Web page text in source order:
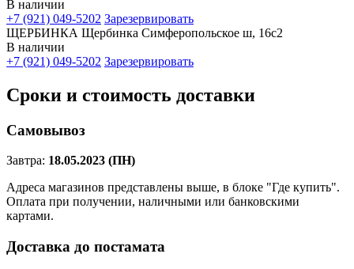
В наличии
+7 (921) 049-5202 Зарезервировать
ЩЕРБИНКА Щербинка Симферопольское ш, 16с2
В наличии
+7 (921) 049-5202 Зарезервировать
Сроки и стоимость доставки
Самовывоз
Завтра: 18.05.2023 (ПН)
Адреса магазинов представлены выше, в блоке "Где купить".
Оплата при получении, наличными или банковскими
картами.
Доставка до постамата